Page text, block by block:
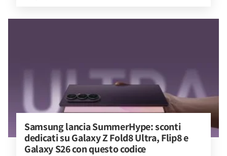
Samsung lancia SummerHype: sconti
dedicati su Galaxy Z Fold8 Ultra, Flip8 e
Galaxy S26 con questo codice